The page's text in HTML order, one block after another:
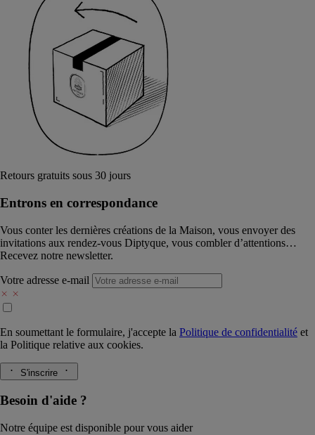
Retours gratuits sous 30 jours
Entrons en correspondance​
Vous conter les dernières créations de la Maison, vous envoyer des
invitations aux rendez-vous Diptyque, vous combler d’attentions…
Recevez notre newsletter.
Votre adresse e-mail
En soumettant le formulaire, j'accepte la Politique de confidentialité et
la Politique relative aux cookies.
S'inscrire
Besoin d'aide ?
Notre équipe est disponible pour vous aider